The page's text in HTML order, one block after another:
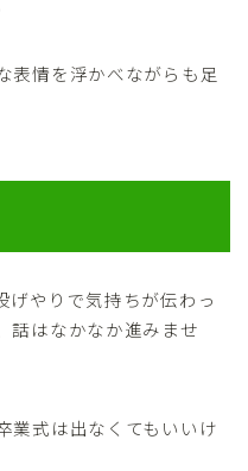
表情を浮かべながらも足
げやりで気持ちが伝わっ
話はなかなか進みませ
業式は出なくてもいいけ